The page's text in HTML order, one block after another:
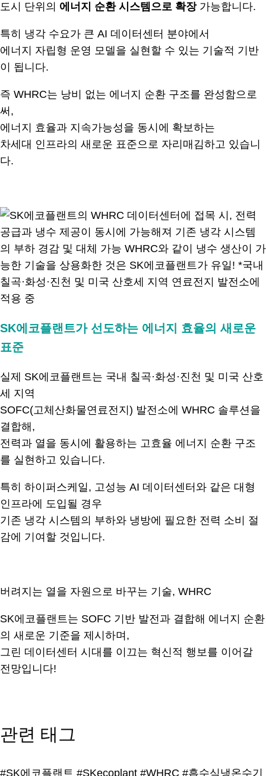
도시 단위의 에너지 순환 시스템으로 확장가능합니다.
특히 냉각 수요가 큰 AI 데이터센터 분야에서
에너지 자립형 운영 모델을 실현할 수 있는 기술적 기반
이 됩니다.
즉 WHRC는 낭비 없는 에너지 순환 구조를 완성함으로
써,
에너지 효율과 지속가능성을 동시에 확보하는
차세대 인프라의 새로운 표준으로 자리매김하고 있습니
다.
SK에코플랜트가 선도하는 에너지 효율의 새로운
표준
실제 SK에코플랜트는 국내 칠곡·화성·진천 및 미국 산호
세 지역
SOFC(고체산화물연료전지) 발전소에 WHRC 솔루션을
결합해,
전력과 열을 동시에 활용하는 고효율 에너지 순환 구조
를 실현하고 있습니다.
특히 하이퍼스케일, 고성능 AI 데이터센터와 같은 대형
인프라에 도입될 경우
기존 냉각 시스템의 부하와 냉방에 필요한 전력 소비 절
감에 기여할 것입니다.
버려지는 열을 자원으로 바꾸는 기술, WHRC
SK에코플랜트는 SOFC 기반 발전과 결합해 에너지 순환
의 새로운 기준을 제시하며,
그린 데이터센터 시대를 이끄는 혁신적 행보를 이어갈
전망입니다!
관련 태그
#SK에코플랜트 #SKecoplant #WHRC #흡수식냉온수기